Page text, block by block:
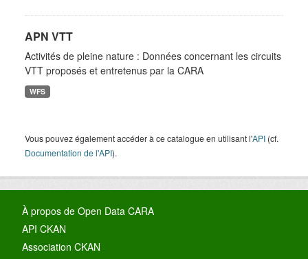
APN VTT
Activités de pleine nature : Données concernant les circuits
VTT proposés et entretenus par la CARA
WFS
Vous pouvez également accéder à ce catalogue en utilisant l'API (cf.
Documentation de l'API).
À propos de Open Data CARA
API CKAN
Association CKAN